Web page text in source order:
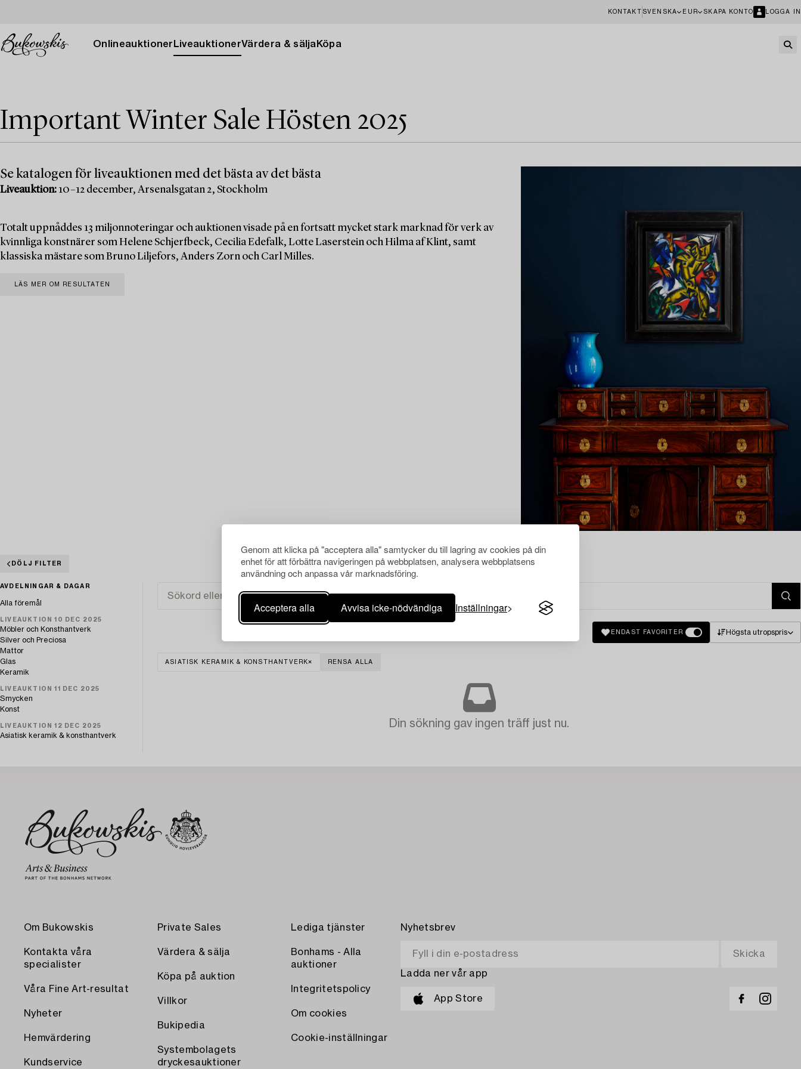
Genom att klicka på "acceptera alla" samtycker du till lagring av cookies på din
enhet för att förbättra navigeringen på webbplatsen, analysera webbplatsens
användning och anpassa vår marknadsföring.
Acceptera alla Avvisa icke-nödvändiga Inställningar
KONTAKT SVENSKA EUR SKAPA KONTO LOGGA IN
Onlineauktioner LiveauktionerVärdera & sälja Köpa
Important Winter Sale Hösten 2025
Se katalogen för liveauktionen med det bästa av det bästa
Liveauktion: 10–12 december, Arsenalsgatan 2, Stockholm
Totalt uppnåddes 13 miljonnoteringar och auktionen visade på en fortsatt mycket stark marknad för verk av
kvinnliga konstnärer som Helene Schjerfbeck, Cecilia Edefalk, Lotte Laserstein och Hilma af Klint, samt
klassiska mästare som Bruno Liljefors, Anders Zorn och Carl Milles.
LÄS MER OM RESULTATEN
DÖLJ FILTER
AVDELNINGAR & DAGAR
Alla föremål
LIVEAUKTION 10 DEC 2025
Möbler och Konsthantverk
Silver och Preciosa
Mattor
Glas
Keramik
LIVEAUKTION 11 DEC 2025
Smycken
Konst
LIVEAUKTION 12 DEC 2025
Asiatisk keramik & konsthantverk
ENDAST FAVORITER Högsta utropspris
ASIATISK KERAMIK & KONSTHANTVERK RENSA ALLA
Din sökning gav ingen träff just nu.
Om Bukowskis
Kontakta våra
specialister
Våra Fine Art-resultat
Nyheter
Hemvärdering
Kundservice
Private Sales
Värdera & sälja
Köpa på auktion
Villkor
Bukipedia
Systembolagets
dryckesauktioner
Lediga tjänster
Bonhams - Alla
auktioner
Integritetspolicy
Om cookies
Cookie-inställningar
Nyhetsbrev
Ladda ner vår app
App Store